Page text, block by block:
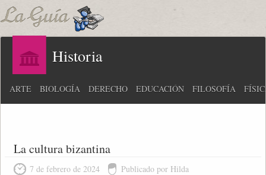
Historia
ARTE BIOLOGÍA DERECHO EDUCACIÓN FILOSOFÍA
La cultura bizantina
7 de febrero de 2024 Publicado por Hilda